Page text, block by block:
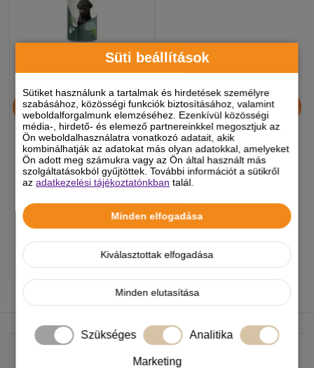
Süti beállítások
Sütiket használunk a tartalmak és hirdetések személyre
szabásához, közösségi funkciók biztosításához, valamint
weboldalforgalmunk elemzéséhez. Ezenkívül közösségi
média-, hirdető- és elemező partnereinkkel megosztjuk az
Ön weboldalhasználatra vonatkozó adatait, akik
kombinálhatják az adatokat más olyan adatokkal, amelyeket
Ön adott meg számukra vagy az Ön által használt más
szolgáltatásokból gyűjtöttek. További információt a sütikről
azadatkezelési tájékoztatónkban talál.
Minden elfogadása
Kiválasztottak elfogadása
Minden elutasítása
Szükséges Analitika
Marketing
Beaphar Sampon Kutya
Fekete Szőrre 250ml
3 490 Ft
Készleten, várható szállítás 1-3
munkanap
NEKED AJÁNLJUK